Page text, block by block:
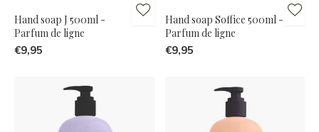
Hand soap J 500ml -
Parfum de ligne
€9,95
Hand soap Soffice 500ml -
Parfum de ligne
€9,95